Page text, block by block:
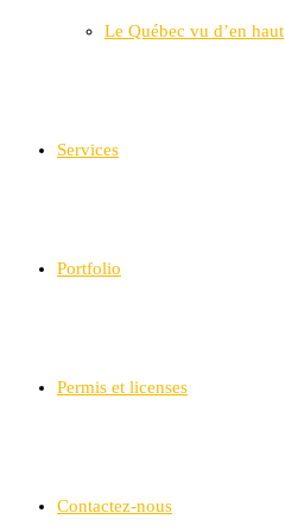
Le Québec vu d’en haut
Services
Portfolio
Permis et licenses
Contactez-nous